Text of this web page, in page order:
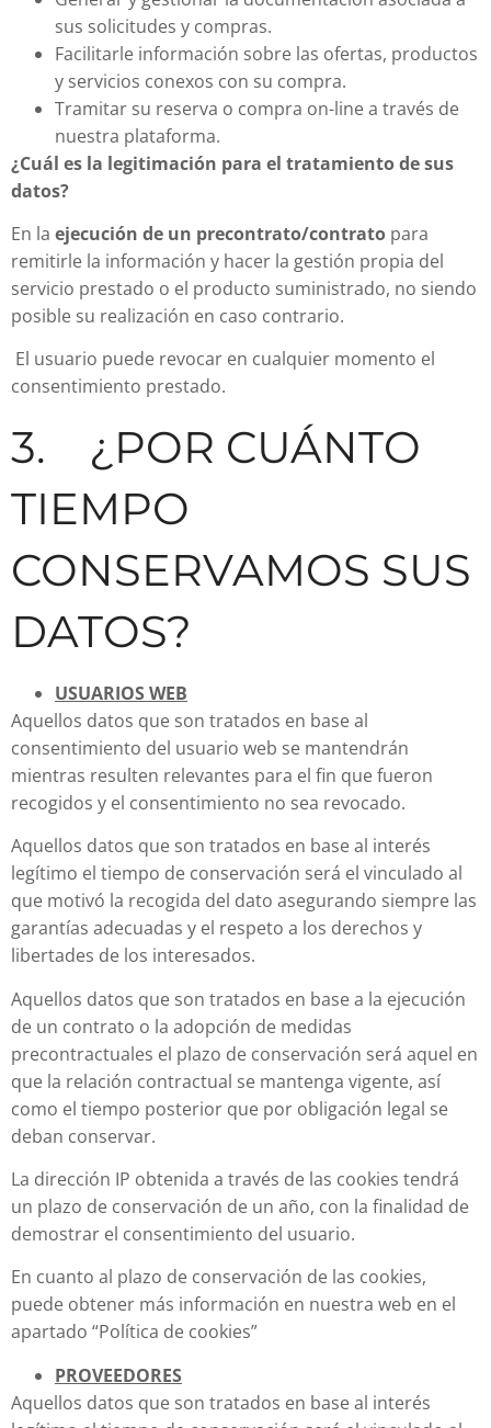
sus solicitudes y compras.
Facilitarle información sobre las ofertas, productos
y servicios conexos con su compra.
Tramitar su reserva o compra on-line a través de
nuestra plataforma.
¿Cuál es la legitimación para el tratamiento de sus
datos?
En la ejecución de un precontrato/contrato para
remitirle la información y hacer la gestión propia del
servicio prestado o el producto suministrado, no siendo
posible su realización en caso contrario.
El usuario puede revocar en cualquier momento el
consentimiento prestado.
3. ¿POR CUÁNTO
TIEMPO
CONSERVAMOS SUS
DATOS?
USUARIOS WEB
Aquellos datos que son tratados en base al
consentimiento del usuario web se mantendrán
mientras resulten relevantes para el fin que fueron
recogidos y el consentimiento no sea revocado.
Aquellos datos que son tratados en base al interés
legítimo el tiempo de conservación será el vinculado al
que motivó la recogida del dato asegurando siempre las
garantías adecuadas y el respeto a los derechos y
libertades de los interesados.
Aquellos datos que son tratados en base a la ejecución
de un contrato o la adopción de medidas
precontractuales el plazo de conservación será aquel en
que la relación contractual se mantenga vigente, así
como el tiempo posterior que por obligación legal se
deban conservar.
La dirección IP obtenida a través de las cookies tendrá
un plazo de conservación de un año, con la finalidad de
demostrar el consentimiento del usuario.
En cuanto al plazo de conservación de las cookies,
puede obtener más información en nuestra web en el
apartado “Política de cookies”
PROVEEDORES
Aquellos datos que son tratados en base al interés